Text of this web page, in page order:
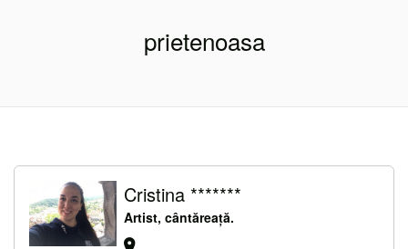
prietenoasa
Cristina *******
Artist, cântăreață.